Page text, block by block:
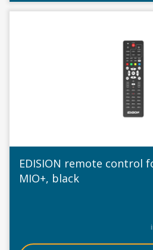
EDISION remote control
MIO+, black